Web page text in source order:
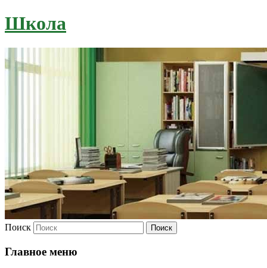
Школа
Поиск
Главное меню